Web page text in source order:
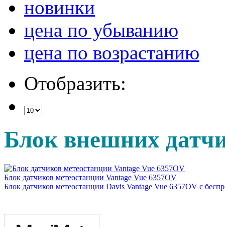
новинки
цена по убыванию
цена по возрастанию
Отобразить:
Блок внешних
Блок датчиков метеостанции Vantage Vue 6357OV
Блок датчиков метеостанции Davis Vantage Vue 6357OV c